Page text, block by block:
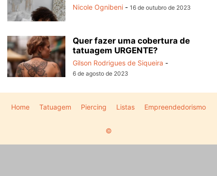
Nicole Ognibeni - 16 de outubro de 2023
Quer fazer uma cobertura de
tatuagem URGENTE?
Gilson Rodrigues de Siqueira -
6 de agosto de 2023
Home Tatuagem Piercing Listas Empreendedorismo
©